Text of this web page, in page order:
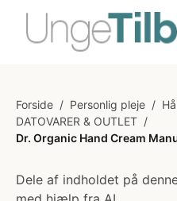
Forside / Personlig pleje /
DATOVARER & OUTLET /
Dr. Organic Hand Cream
Dele af indholdet på